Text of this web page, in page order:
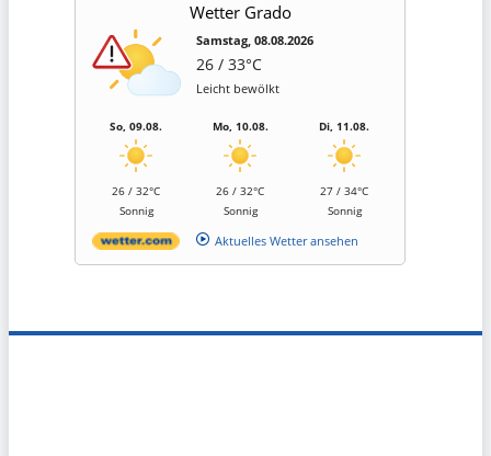
Wetter Grado
Samstag, 08.08.2026
26 / 33°C
Leicht bewölkt
So, 09.08.
26 / 32°C
Sonnig
Mo, 10.08.
26 / 32°C
Sonnig
Di, 11.08.
27 / 34°C
Sonnig
Aktuelles Wetter ansehen